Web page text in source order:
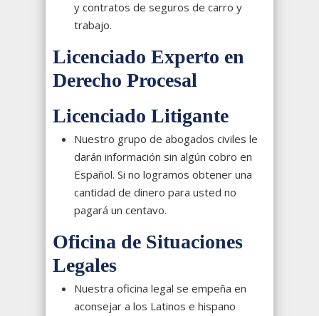
y contratos de seguros de carro y
trabajo.
Licenciado Experto en
Derecho Procesal
Licenciado Litigante
Nuestro grupo de abogados civiles le
darán información sin algún cobro en
Español. Si no logramos obtener una
cantidad de dinero para usted no
pagará un centavo.
Oficina de Situaciones
Legales
Nuestra oficina legal se empeña en
aconsejar a los Latinos e hispano